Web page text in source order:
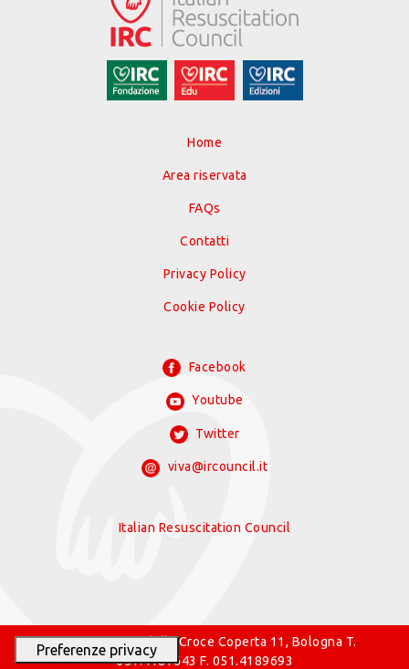
Home
Area riservata
FAQs
Contatti
Privacy Policy
Cookie Policy
Facebook
Youtube
Twitter
viva@ircouncil.it
Italian Resuscitation Council
© 2026 IRC Via della Croce Coperta 11, Bologna T.
051.4187643 F. 051.4189693